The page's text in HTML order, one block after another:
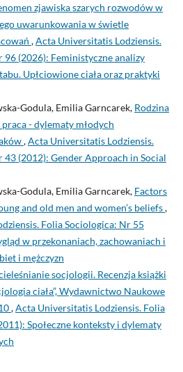
zjawiska szarych rozwodów w
uwarunkowania w świetle
,Acta Universitatis Lodziensis.
96 (2026): Feministyczne analizy
Upłciowione ciała oraz praktyki
Godula, Emilia Garncarek, Rodzina
- dylematy młodych
,Acta Universitatis Lodziensis.
43 (2012): Gender Approach in Social
Godula, Emilia Garncarek, Factors
and old men and women’s beliefs,
Folia Sociologica: Nr 55
w przekonaniach, zachowaniach i
i mężczyzn
socjologii. Recenzja książki
ciała”, Wydawnictwo Naukowe
,Acta Universitatis Lodziensis. Folia
Społeczne konteksty i dylematy